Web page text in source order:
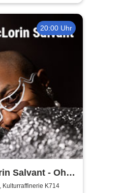
20:00 Uhr
Salvant - Oh
2026
Kulturraffinerie K714